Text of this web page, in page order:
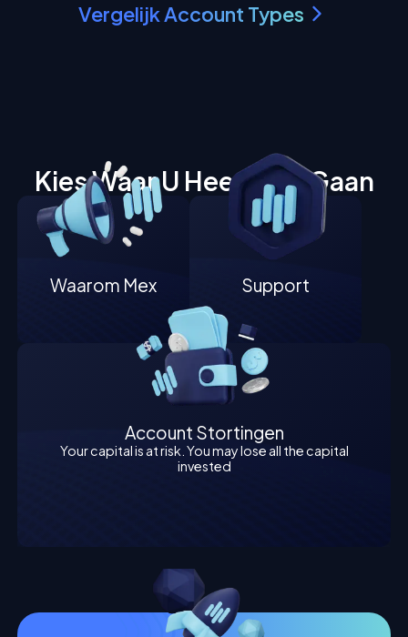
Vergelijk Account Types
Kies Waar U Heen Wilt Gaan
Waarom Mex Support
Account Stortingen
Your capital is at risk. You may lose all the capital
invested